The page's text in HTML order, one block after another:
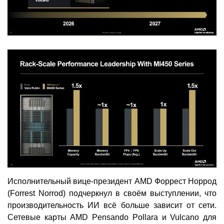
Исполнительный вице-президент AMD Форрест Норрод
(Forrest Norrod) подчеркнул в своём выступлении, что
производительность ИИ всё больше зависит от сети.
Сетевые карты AMD Pensando Pollara и Vulcano для